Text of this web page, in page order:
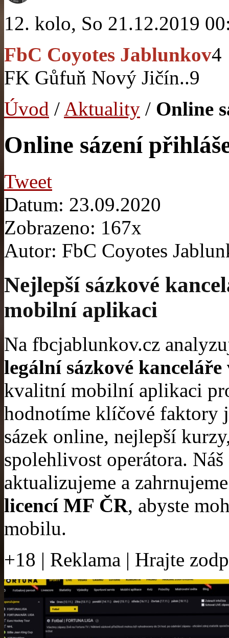
12. kolo, So 21.12.2019
FbC Coyotes Jablunkov4
FK Gůfuň Nový Jičín..9
Úvod / Aktuality / Online
Online sázení
Tweet
Datum: 23.09.2020
Zobrazeno: 167x
Autor: FbC Coyotes
Nejlepší sázkové
mobilní aplikaci
Na fbcjablunkov.cz
legální sázkové
kvalitní mobilní aplikaci
hodnotíme klíčové faktory
sázek online, nejlepší
spolehlivost operátora.
aktualizujeme a
licencí MF ČR, abyste
mobilu.
+18 | Reklama | Hrajte